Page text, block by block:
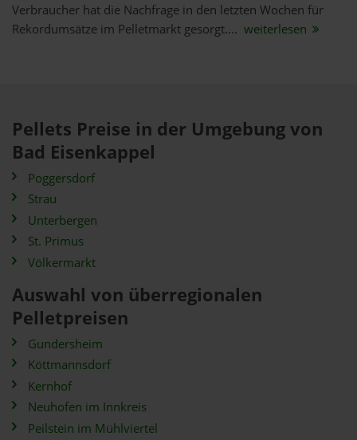
Verbraucher hat die Nachfrage in den letzten Wochen für
Rekordumsätze im Pelletmarkt gesorgt.... weiterlesen
Pellets Preise in der Umgebung von
Bad Eisenkappel
Poggersdorf
Strau
Unterbergen
St. Primus
Völkermarkt
Auswahl von überregionalen
Pelletpreisen
Gundersheim
Köttmannsdorf
Kernhof
Neuhofen im Innkreis
Peilstein im Mühlviertel